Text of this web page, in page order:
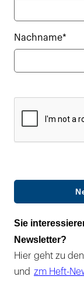
Nachname*
Sie
Newsletter?
Hier geht zu
und zm Heft-